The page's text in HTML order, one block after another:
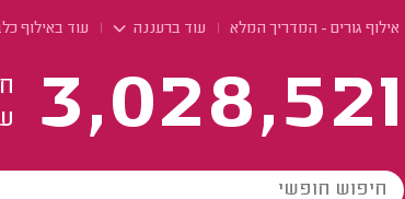
אילוף גורים - המדריך המלא עוד ברעננה עוד באילוף
3,028,521